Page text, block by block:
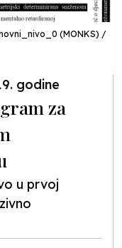
(MONKS) /
godine
za
u prvoj